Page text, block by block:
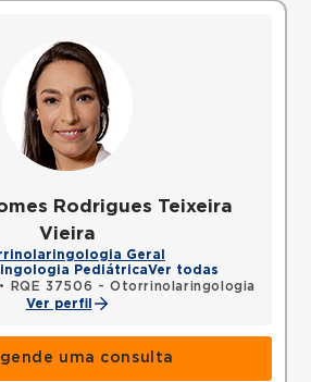
Rodrigues Teixeira
Vieira
Geral
PediátricaVer todas
•
RQE 37506 - Otorrinolaringologia
Ver perfil
uma consulta